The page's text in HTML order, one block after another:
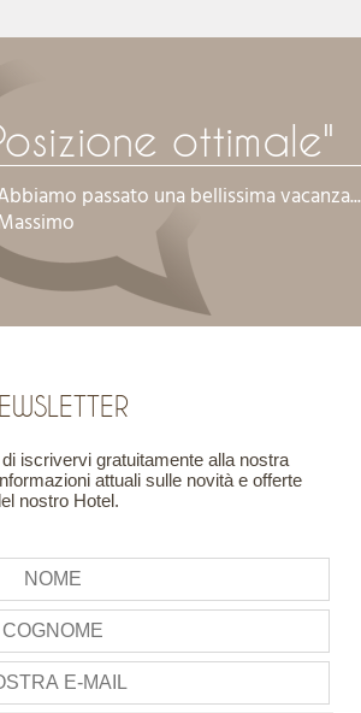
ottimale"
passato una bellissima vacanza...
iscrivervi gratuitamente alla nostra
attuali sulle novità e offerte
nostro Hotel.